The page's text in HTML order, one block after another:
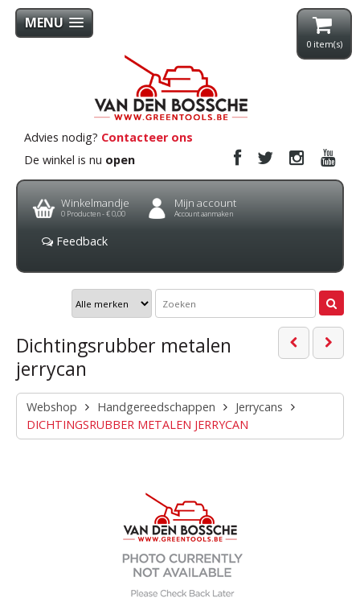
MENU
0 item(s)
Advies nodig? Contacteer ons
De winkel is nu open
Winkelmandje
0 Producten -€ 0,00
Mijn account
Account aanmaken
Feedback
Dichtingsrubber metalen
jerrycan
Webshop Handgereedschappen
Jerrycans
DICHTINGSRUBBER METALEN JERRYCAN